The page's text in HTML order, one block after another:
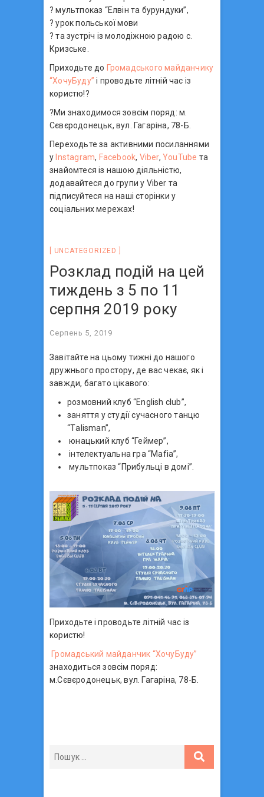
? мультпоказ “Елвін та бурундуки”,
? урок польської мови
? та зустріч із молодіжною радою с.
Кризське.
Приходьте до Громадського майданчику
“ХочуБуду” і проводьте літній час із
користю!?
?Ми знаходимося зовсім поряд: м.
Сєвєродонецьк, вул. Гагаріна, 78-Б.
Переходьте за активними посиланнями
уInstagram, Facebook, Viber,YouTube та
знайомтеся із нашою діяльністю,
додавайтеся до групи у Viber та
підписуйтеся на наші сторінки у
соціальних мережах!
UNCATEGORIZED
Розклад подій на цей
тиждень з 5 по 11
серпня 2019 року
Серпень 5, 2019
Завітайте на цьому тижні до нашого
дружнього простору, де вас чекає, як і
завжди, багато цікавого:
розмовний клуб “English club”,
заняття у студії сучасного танцю
“Тalisman”,
юнацький клуб “Геймер”,
інтелектуальна гра “Mafia”,
мультпоказ “Прибульці в домі”.
Приходьте і проводьте літній час із
користю!
Громадський майданчик “ХочуБуду”
знаходиться зовсім поряд:
м.Сєвєродонецьк, вул. Гагаріна, 78-Б.